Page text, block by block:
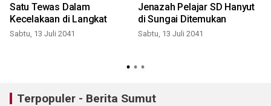
Satu Tewas Dalam
Kecelakaan di Langkat
Sabtu, 13 Juli 2041
Jenazah Pelajar SD Hanyut
di Sungai Ditemukan
Sabtu, 13 Juli 2041
Terpopuler - Berita Sumut